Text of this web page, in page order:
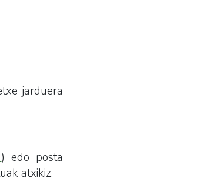
jarduera
) edo posta
atxikiz.